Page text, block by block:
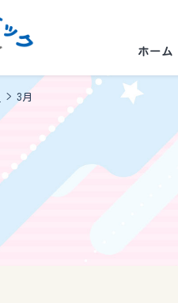
ホーム
>3月